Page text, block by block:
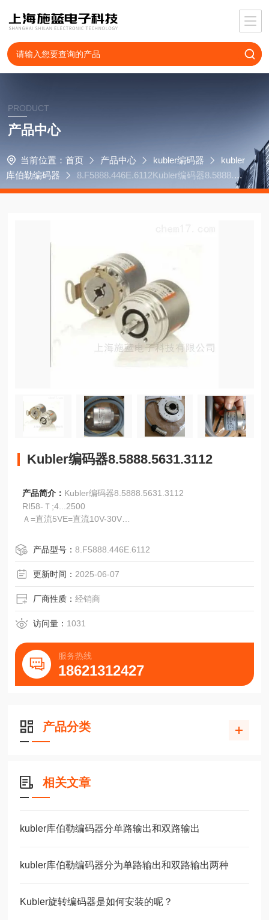
PRODUCT
产品中心
当前位置： 首页 产品中心 kubler编码器
kubler
库伯勒编码器
8.F5888.446E.6112Kubler编码器8.5888.56
31.3112
Kubler编码器8.5888.5631.3112
产品简介： Kubler编码器8.5888.5631.3112
RI58-Ｔ;4...2500
Ａ=直流5VE=直流10V-30V
C=Conin,轴向,顺时针C=Conin,轴向,顺时针C=Conin,轴向,顺
时针
D=Conin,径向,顺时针D=Conin,径向,顺时针D=Conin,径向,顺
时针
E=TPE电缆，轴向E=TPE电缆，轴向E=TPE电缆，轴
产品型号：8.F5888.446E.6112
更新时间： 2025-06-07
厂商性质：经销商
访问量： 1031
服务热线
18621312427
产品分类
相关文章
kubler库伯勒编码器分单路输出和双路输出
kubler库伯勒编码器分为单路输出和双路输出两种
Kubler旋转编码器是如何安装的呢？